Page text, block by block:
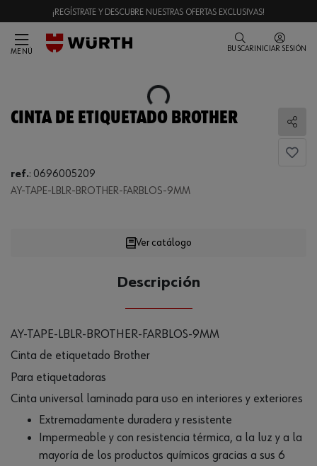
¡REGÍSTRATE Y DESCUBRE NUESTRAS OFERTAS EXCLUSIVAS!
MENÚ BUSCAR INICIAR SESIÓN
Loading...
CINTA DE ETIQUETADO BROTHER
ref.: 0696005209
AY-TAPE-LBLR-BROTHER-FARBLOS-9MM
Loading...
Ver catálogo
Descripción
AY-TAPE-LBLR-BROTHER-FARBLOS-9MM
Cinta de etiquetado Brother
Para etiquetadoras
Cinta universal laminada para uso en interiores y exteriores
Extremadamente duradera y resistente
Impermeable y con resistencia térmica, a la luz y a la
mayoría de los productos químicos gracias a sus 6